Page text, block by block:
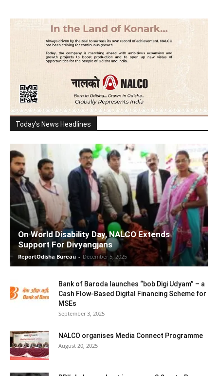
Today's News Headlines
On World Disability Day, NALCO Extends
Support For Divyangjans
ReportOdisha Bureau - December 5, 2025
Bank of Baroda launches “bob Digi Udyam” – a
Cash Flow-Based Digital Financing Scheme for
MSEs
September 3, 2025
NALCO organises Media Connect Programme
August 20, 2025